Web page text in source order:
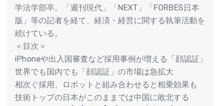
学法学部卒。「週刊現代」「NEXT」「FORBES日本
版」等の記者を経て、経済・経営に関する執筆活動を
続けている。
＜目次＞
iPhoneや出入国審査など採用事例が増える「顔認証」
世界でも国内でも「顔認証」の市場は急拡大
相次ぐ採用、ロボットと組み合わせると相乗効果も
技術トップの日本がこのままでは中国に敗北する